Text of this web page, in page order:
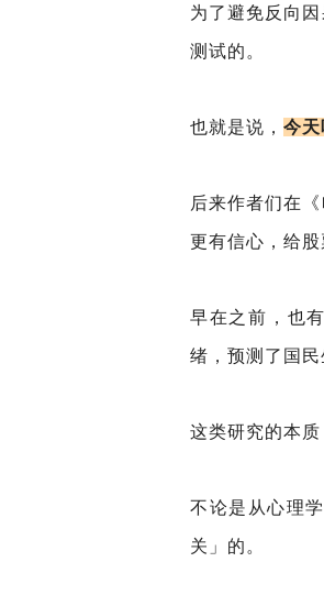
为了避免反向
测试的。
也就是说， 今天
后来作者们在
更有信心，给
早在之前，也
绪，预测了国民
这类研究的本
不论是从心理
关」的。